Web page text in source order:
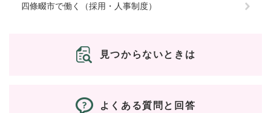
四條畷市で働く（採用・人事制度）
見つからないときは
よくある質問と回答